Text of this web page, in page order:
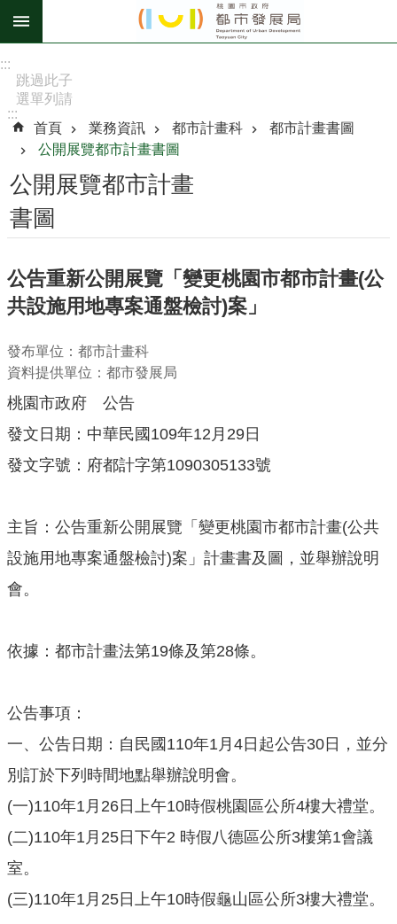
跳到主要內容區塊
階
搜
尋
訊
息
告
認
我
們
機
關
訊
業
務
訊
民
府
資
開
廉
政
:::
跳過此子
選單列請
[Enter]，
繼續則按
[Tab]
:::
首頁
業務資訊 都市計畫科
都市計畫書圖
公開展覽都市計畫書圖
公開展覽都市計畫
書圖
公告重新公開展覽「變更桃園市都市計畫(公
共設施用地專案通盤檢討)案」
發布單位：都市計畫科
資料提供單位：都市發展局
桃園市政府 公告
發文日期：中華民國109年12月29日
發文字號：府都計字第1090305133號
主旨：公告重新公開展覽「變更桃園市都市計畫(公共
設施用地專案通盤檢討)案」計畫書及圖，並舉辦說明
會。
依據：都市計畫法第19條及第28條。
公告事項：
一、公告日期：自民國​110年1月4日起公告30日，並分
別訂於下列時間地點舉辦說明會。
(一)​110年1月26日上午10時假桃園區公所4樓大禮堂。
(二)​110年1月25日下午2 時假八德區公所3樓第1會議
室。
(三)​110年1月25日上午10時假龜山區公所3樓大禮堂。